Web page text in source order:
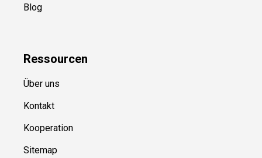
Blog
Ressourcen
Über uns
Kontakt
Kooperation
Sitemap